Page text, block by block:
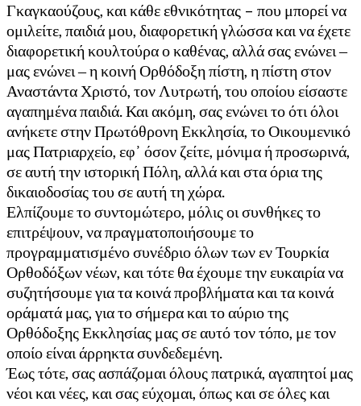
Γκαγκαούζους, και κάθε εθνικότητας – που μπορεί να
ομιλείτε, παιδιά μου, διαφορετική γλώσσα και να έχετε
διαφορετική κουλτούρα ο καθένας, αλλά σας ενώνει ‒
μας ενώνει ‒ η κοινή Ορθόδοξη πίστη, η πίστη στον
Αναστάντα Χριστό, τον Λυτρωτή, του οποίου είσαστε
αγαπημένα παιδιά. Και ακόμη, σας ενώνει το ότι όλοι
ανήκετε στην Πρωτόθρονη Εκκλησία, το Οικουμενικό
μας Πατριαρχείο, εφ᾽ όσον ζείτε, μόνιμα ή προσωρινά,
σε αυτή την ιστορική Πόλη, αλλά και στα όρια της
δικαιοδοσίας του σε αυτή τη χώρα.
Ελπίζουμε το συντομώτερο, μόλις οι συνθήκες το
επιτρέψουν, να πραγματοποιήσουμε το
προγραμματισμένο συνέδριο όλων των εν Τουρκία
Ορθοδόξων νέων, και τότε θα έχουμε την ευκαιρία να
συζητήσουμε για τα κοινά προβλήματα και τα κοινά
οράματά μας, για το σήμερα και το αύριο της
Ορθόδοξης Εκκλησίας μας σε αυτό τον τόπο, με τον
οποίο είναι άρρηκτα συνδεδεμένη.
Έως τότε, σας ασπάζομαι όλους πατρικά, αγαπητοί μας
νέοι και νέες, και σας εύχομαι, όπως και σε όλες και